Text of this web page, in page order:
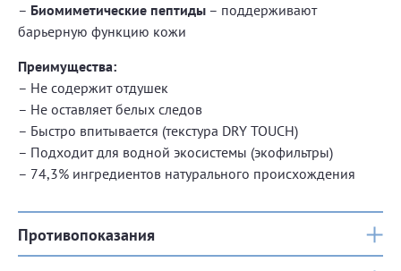
– Биомиметические пептиды – поддерживают
барьерную функцию кожи
Преимущества:
– Не содержит отдушек
– Не оставляет белых следов
– Быстро впитывается (текстура DRY TOUCH)
– Подходит для водной экосистемы (экофильтры)
– 74,3% ингредиентов натурального происхождения
Противопоказания